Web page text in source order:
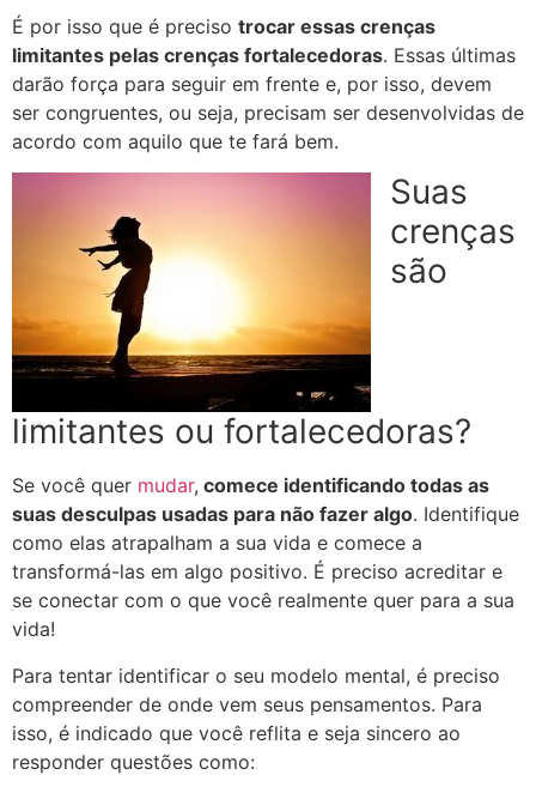
É por isso que é preciso trocar essas crenças
limitantes pelas crenças fortalecedoras. Essas últimas
darão força para seguir em frente e, por isso, devem
ser congruentes, ou seja, precisam ser desenvolvidas de
acordo com aquilo que te fará bem.
Suas
crenças
são
limitantes ou fortalecedoras?
Se você quer mudar, comece identificando todas as
suas desculpas usadas para não fazer algo. Identifique
como elas atrapalham a sua vida e comece a
transformá-las em algo positivo. É preciso acreditar e
se conectar com o que você realmente quer para a sua
vida!
Para tentar identificar o seu modelo mental, é preciso
compreender de onde vem seus pensamentos. Para
isso, é indicado que você reflita e seja sincero ao
responder questões como: